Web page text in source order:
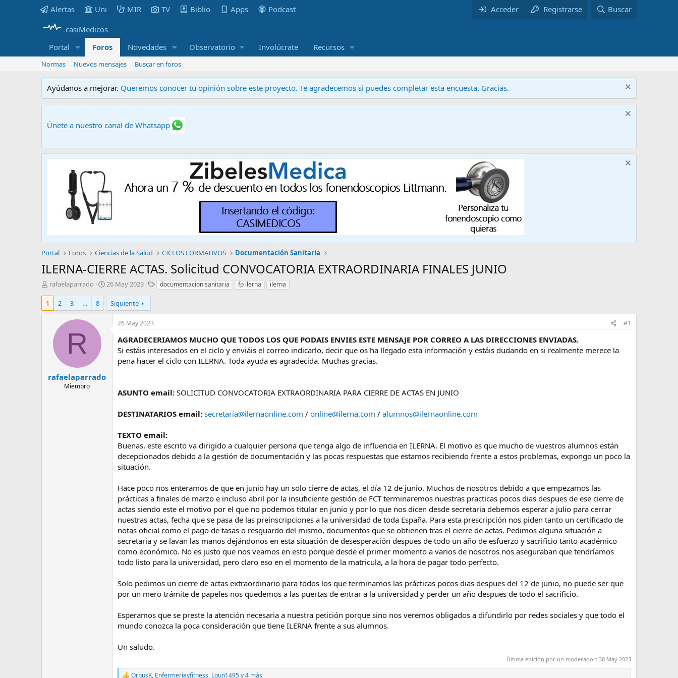
Alertas Uni MIR TV Biblio Apps Podcast Acceder Registrarse
Buscar
casiMedicos
Portal
Foros Novedades Observatorio Involúcrate Recursos
Normas Nuevos mensajes Buscar en foros
Ayúdanos a mejorar. Queremos conocer tu opinión sobre este proyecto. Te agradecemos si puedes completar esta encuesta. Gracias.
Únete a nuestro canal de Whatsapp
Portal Foros Ciencias de la Salud CICLOS FORMATIVOS Documentación Sanitaria
ILERNA-CIERRE ACTAS. Solicitud CONVOCATORIA EXTRAORDINARIA FINALES JUNIO
A
o
rafaelaparrado
F
h
d
26 May 2023
E
e
t
a
s
documentacion sanitaria fp ilerna ilerna
1 2 3 … 8 Siguiente
R
rafaelaparrado
Miembro
26 May 2023 #1
AGRADECERIAMOS MUCHO QUE TODOS LOS QUE PODAIS ENVIES ESTE MENSAJE POR CORREO A LAS DIRECCIONES ENVIADAS.
Si estáis interesados en el ciclo y enviáis el correo indicarlo, decir que os ha llegado esta información y estáis dudando en si realmente merece la
pena hacer el ciclo con ILERNA. Toda ayuda es agradecida. Muchas gracias.
ASUNTO email: SOLICITUD CONVOCATORIA EXTRAORDINARIA PARA CIERRE DE ACTAS EN JUNIO
DESTINATARIOS email: secretaria@ilernaonline.com / online@ilerna.com / alumnos@ilernaonline.com
TEXTO email:
Buenas, este escrito va dirigido a cualquier persona que tenga algo de influencia en ILERNA. El motivo es que mucho de vuestros alumnos están
decepcionados debido a la gestión de documentación y las pocas respuestas que estamos recibiendo frente a estos problemas, expongo un poco la
situación.
Hace poco nos enteramos de que en junio hay un solo cierre de actas, el día 12 de junio. Muchos de nosotros debido a que empezamos las
prácticas a finales de marzo e incluso abril por la insuficiente gestión de FCT terminaremos nuestras practicas pocos dias despues de ese cierre de
actas siendo este el motivo por el que no podemos titular en junio y por lo que nos dicen desde secretaria debemos esperar a julio para cerrar
nuestras actas, fecha que se pasa de las preinscripciones a la universidad de toda España. Para esta prescripción nos piden tanto un certificado de
notas oficial como el pago de tasas o resguardo del mismo, documentos que se obtienen tras el cierre de actas. Pedimos alguna situación a
secretaria y se lavan las manos dejándonos en esta situación de desesperación despues de todo un año de esfuerzo y sacrificio tanto académico
como económico. No es justo que nos veamos en esto porque desde el primer momento a varios de nosotros nos aseguraban que tendríamos
todo listo para la universidad, pero claro eso en el momento de la matricula, a la hora de pagar todo perfecto.
Solo pedimos un cierre de actas extraordinario para todos los que terminamos las prácticas pocos dias despues del 12 de junio, no puede ser que
por un mero trámite de papeles nos quedemos a las puertas de entrar a la universidad y perder un año despues de todo el sacrificio.
Esperamos que se preste la atención necesaria a nuestra petición porque sino nos veremos obligados a difundirlo por redes sociales y que todo el
mundo conozca la poca consideración que tiene ILERNA frente a sus alumnos.
Un saludo.
Última edición por un moderador: 30 May 2023
OrbusK, Enfermeríayfitness, Loun1495y 4 más